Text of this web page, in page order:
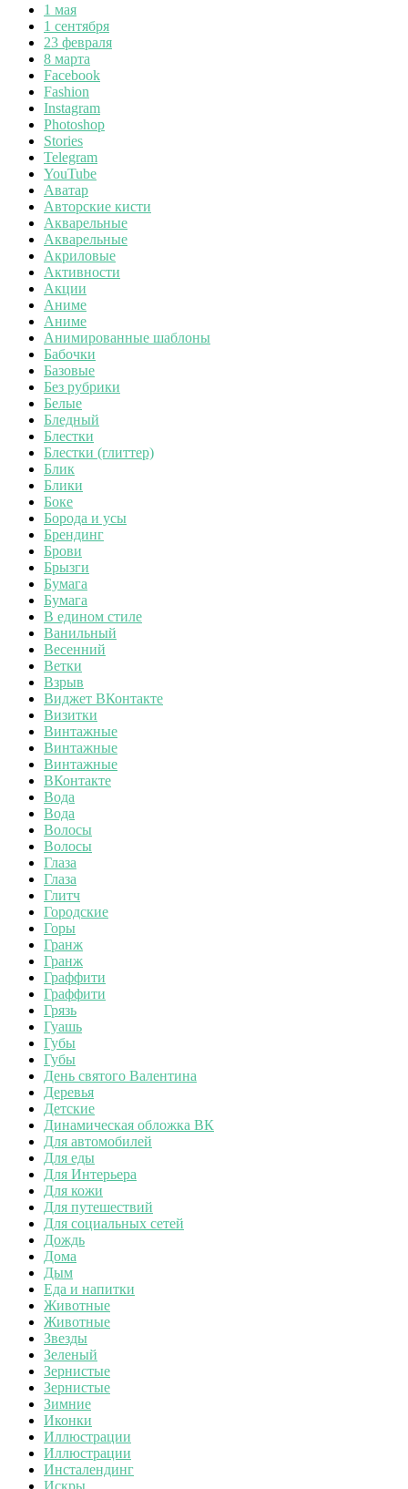
1 мая
1 сентября
23 февраля
8 марта
Facebook
Fashion
Instagram
Photoshop
Stories
Telegram
YouTube
Аватар
Авторские кисти
Акварельные
Акварельные
Акриловые
Активности
Акции
Аниме
Аниме
Анимированные шаблоны
Бабочки
Базовые
Без рубрики
Белые
Бледный
Блестки
Блестки (глиттер)
Блик
Блики
Боке
Борода и усы
Брендинг
Брови
Брызги
Бумага
Бумага
В едином стиле
Ванильный
Весенний
Ветки
Взрыв
Виджет ВКонтакте
Визитки
Винтажные
Винтажные
Винтажные
ВКонтакте
Вода
Вода
Волосы
Волосы
Глаза
Глаза
Глитч
Городские
Горы
Гранж
Гранж
Граффити
Граффити
Грязь
Гуашь
Губы
Губы
День святого Валентина
Деревья
Детские
Динамическая обложка ВК
Для автомобилей
Для еды
Для Интерьера
Для кожи
Для путешествий
Для социальных сетей
Дождь
Дома
Дым
Еда и напитки
Животные
Животные
Звезды
Зеленый
Зернистые
Зернистые
Зимние
Иконки
Иллюстрации
Иллюстрации
Инсталендинг
Искры